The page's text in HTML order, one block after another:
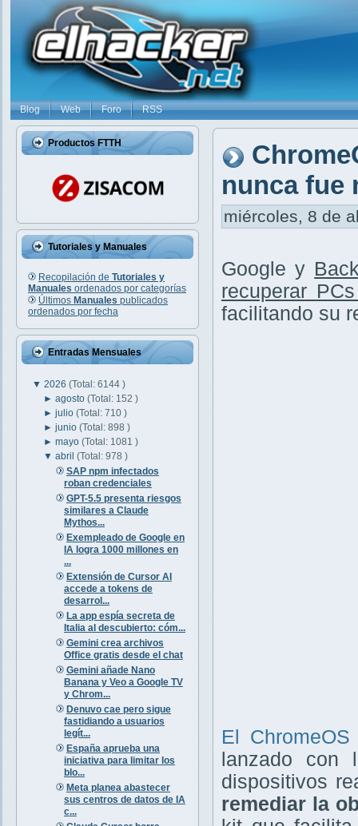
Blog Web Foro RSS
Productos FTTH
Tutoriales y Manuales
Recopilación de Tutoriales y
Manuales ordenados por categorías
Últimos Manuales publicados
ordenados por fecha
Entradas Mensuales
▼ 2026 (Total: 6144 )
►agosto(Total: 152 )
►julio(Total: 710 )
►junio(Total: 898 )
►mayo(Total: 1081 )
▼abril(Total: 978 )
SAP npm infectados
roban credenciales
GPT-5.5 presenta riesgos
similares a Claude
Mythos...
Exempleado de Google en
IA logra 1000 millones en
...
Extensión de Cursor AI
accede a tokens de
desarrol...
La app espía secreta de
Italia al descubierto: cóm...
Gemini crea archivos
Office gratis desde el chat
Gemini añade Nano
Banana y Veo a Google TV
y Chrom...
Denuvo cae pero sigue
fastidiando a usuarios
legít...
España aprueba una
iniciativa para limitar los
blo...
Meta planea abastecer
sus centros de datos de IA
c...
nunca fue
miércoles, 8 de
Google y
recuperar
facilitando su
El
lanzado con
dispositivos
remediar la